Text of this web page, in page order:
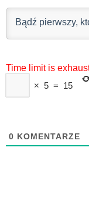
Time limit is
× 5 = 15
0 KOMENTARZE